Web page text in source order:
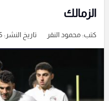
الزمالك
كتب:محمود النقر تاريخ النشر: 03/05/2025